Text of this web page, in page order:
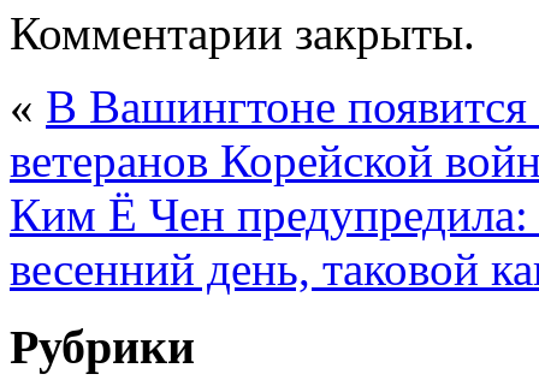
Комментарии закрыты.
« В Вашингтоне появится
ветеранов Корейской
Ким Ё Чен предупредила:
весенний день, таковой
Рубрики